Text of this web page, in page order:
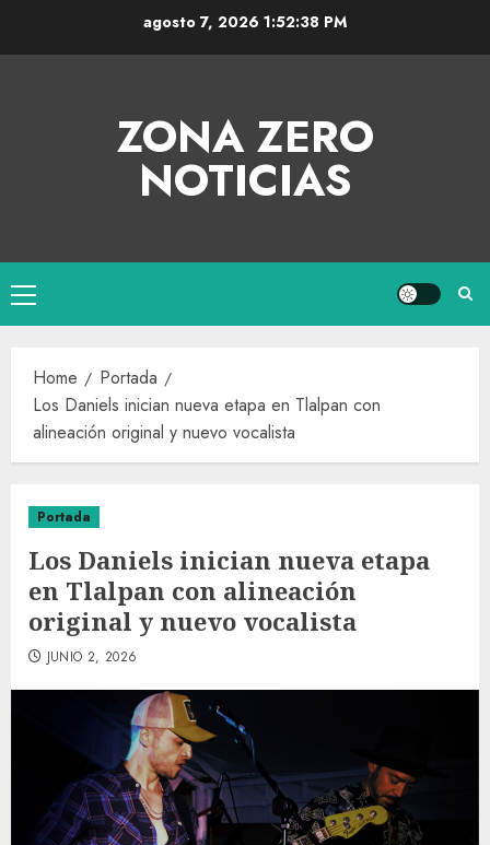
agosto 7, 2026 1:52:39 PM
ZONA ZERO
NOTICIAS
Home
Portada
Los Daniels inician nueva etapa en Tlalpan con
alineación original y nuevo vocalista
Portada
Los Daniels inician nueva etapa
en Tlalpan con alineación
original y nuevo vocalista
JUNIO 2, 2026